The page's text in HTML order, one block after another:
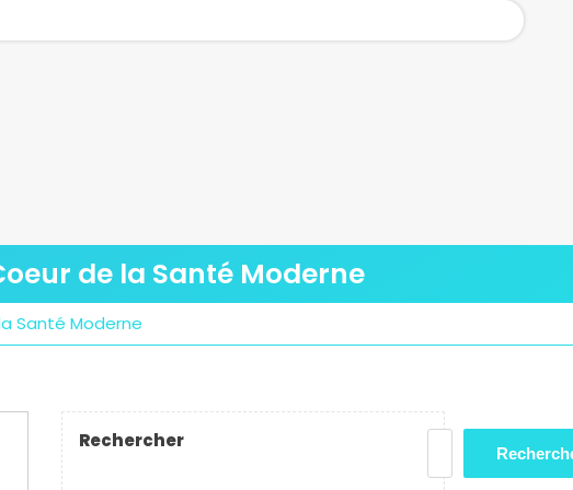
de la Santé Moderne
Santé Moderne
Rechercher